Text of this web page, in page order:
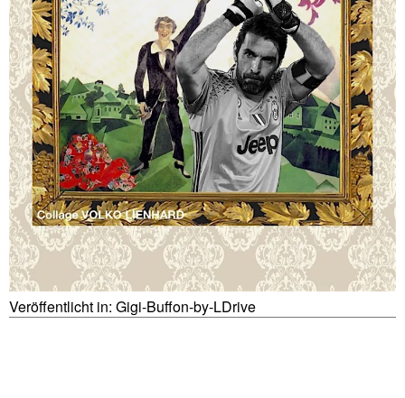
Veröffentlicht in: Gigi-Buffon-by-LDrive